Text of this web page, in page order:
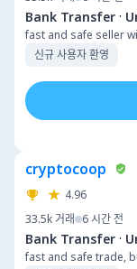
Bank Transfer ·
fast and safe seller
신규 사용자 환영
cryptocoop
4.96
33.5k 거래 6 시간 전
Bank Transfer ·
fast and safe trade,